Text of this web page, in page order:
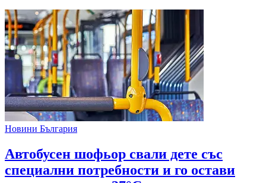
Новини България
Автобусен шофьор свали дете със
специални потребности и го остави